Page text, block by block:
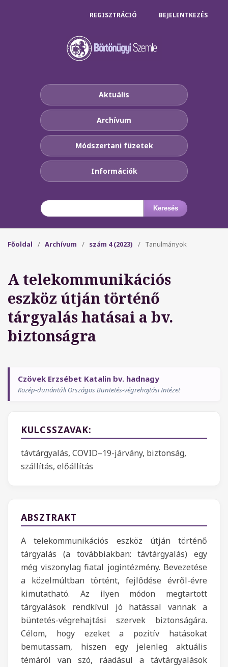
Aktuális
Archívum
Módszertani füzetek
Információk
Keresés
REGISZTRÁCIÓ BEJELENTKEZÉS
Főoldal / Archívum / szám 4 (2023) / Tanulmányok
A telekommunikációs
eszköz útján történő
tárgyalás hatásai a bv.
biztonságra
Czövek Erzsébet Katalin bv. hadnagy
Közép-dunántúli Országos Büntetés-végrehajtási Intézet
KULCSSZAVAK:
távtárgyalás, COVID–19-járvány, biztonság,
szállítás, előállítás
ABSZTRAKT
A telekommunikációs eszköz útján történő
tárgyalás (a továbbiakban: távtárgyalás) egy
még viszonylag fiatal jogintézmény. Bevezetése
a közelmúltban történt, fejlődése évről-évre
kimutatható. Az ilyen módon megtartott
tárgyalások rendkívül jó hatással vannak a
büntetés-végrehajtási szervek biztonságára.
Célom, hogy ezeket a pozitív hatásokat
bemutassam, hiszen egy jelenleg aktuális
témáról van szó, ráadásul a távtárgyalások